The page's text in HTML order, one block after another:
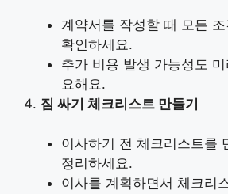
계약서를 작성할 때 모든
확인하세요.
추가 비용 발생 가능성도
요해요.
짐 싸기 체크리스트 만들기
이사하기 전 체크리스트를
정리하세요.
이사를 계획하면서 체크리